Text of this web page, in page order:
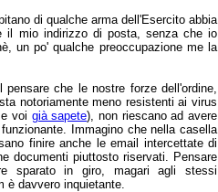
di qualche arma dell'Esercito abbia
il mio indirizzo di posta, senza che io
un po' qualche preoccupazione me la
che le nostre forze dell'ordine,
notoriamente meno resistenti ai virus
voi già sapete), non riescano ad avere
Immagino che nella casella
finire anche le email intercettate di
documenti piuttosto riservati. Pensare
sparato in giro, magari agli stessi
è davvero inquietante.